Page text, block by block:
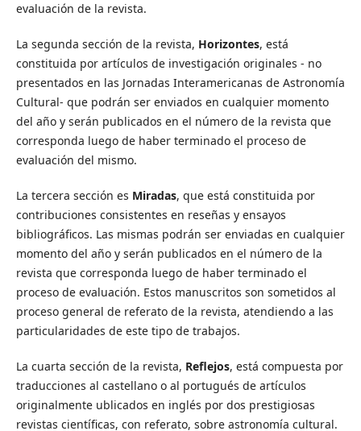
evaluación de la revista.
La segunda sección de la revista, Horizontes, está
constituida por artículos de investigación originales - no
presentados en las Jornadas Interamericanas de Astronomía
Cultural- que podrán ser enviados en cualquier momento
del año y serán publicados en el número de la revista que
corresponda luego de haber terminado el proceso de
evaluación del mismo.
La tercera sección es Miradas, que está constituida por
contribuciones consistentes en reseñas y ensayos
bibliográficos. Las mismas podrán ser enviadas en cualquier
momento del año y serán publicados en el número de la
revista que corresponda luego de haber terminado el
proceso de evaluación. Estos manuscritos son sometidos al
proceso general de referato de la revista, atendiendo a las
particularidades de este tipo de trabajos.
La cuarta sección de la revista, Reflejos, está compuesta por
traducciones al castellano o al portugués de artículos
originalmente ublicados en inglés por dos prestigiosas
revistas científicas, con referato, sobre astronomía cultural.